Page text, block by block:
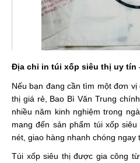
Địa chỉ in túi xốp siêu thị uy tín
Nếu bạn đang cần tìm một đơn
thị giá rẻ, Bao Bì Văn Trung
nhiều năm kinh nghiệm trong
mang đến sản phẩm túi xốp
nét, giao hàng nhanh chóng ngay
Túi xốp siêu thị được gia công